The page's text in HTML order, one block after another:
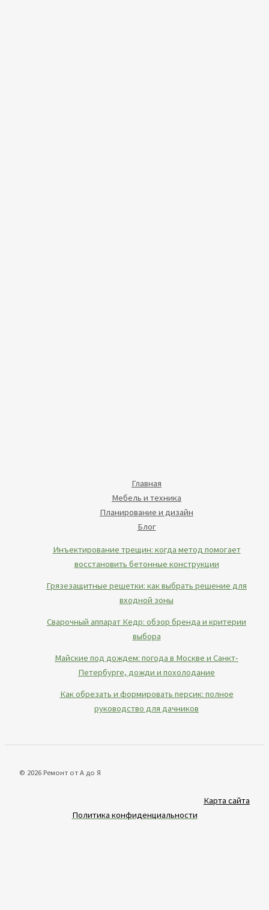
Главная
Мебель и техника
Планирование и дизайн
Блог
Инъектирование трещин: когда метод помогает
восстановить бетонные конструкции
Грязезащитные решетки: как выбрать решение для
входной зоны
Сварочный аппарат Кедр: обзор бренда и критерии
выбора
Майские под дождем: погода в Москве и Санкт-
Петербурге, дожди и похолодание
Как обрезать и формировать персик: полное
руководство для дачников
© 2026 Ремонт от А до Я
Карта сайта
Политика конфиденциальности